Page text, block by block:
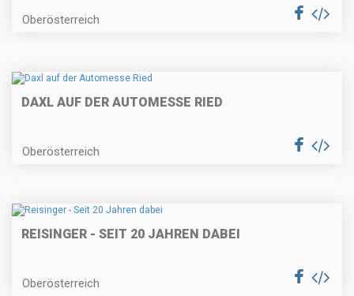
Oberösterreich
DAXL AUF DER AUTOMESSE RIED
Oberösterreich
REISINGER - SEIT 20 JAHREN DABEI
Oberösterreich